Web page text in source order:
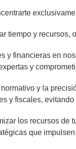
tiempo y
y financieras en
y
y la
y fiscales,
los recursos de
que